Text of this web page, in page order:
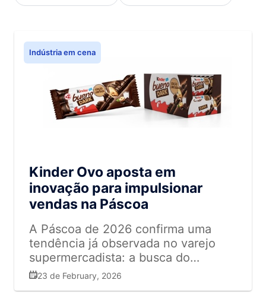
Indústria em cena
Kinder Ovo aposta em
inovação para impulsionar
vendas na Páscoa
A Páscoa de 2026 confirma uma
tendência já observada no varejo
supermercadista: a busca do
consumidor por experiências mais
23 de February, 2026